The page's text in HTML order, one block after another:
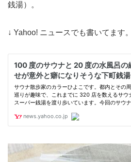
銭湯）。
↓ Yahoo! ニュースでも書いてます。